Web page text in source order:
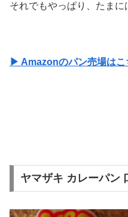
それでもやっぱり、たまに
▶ Amazonのパン売場はこ
ヤマザキ カレーパン